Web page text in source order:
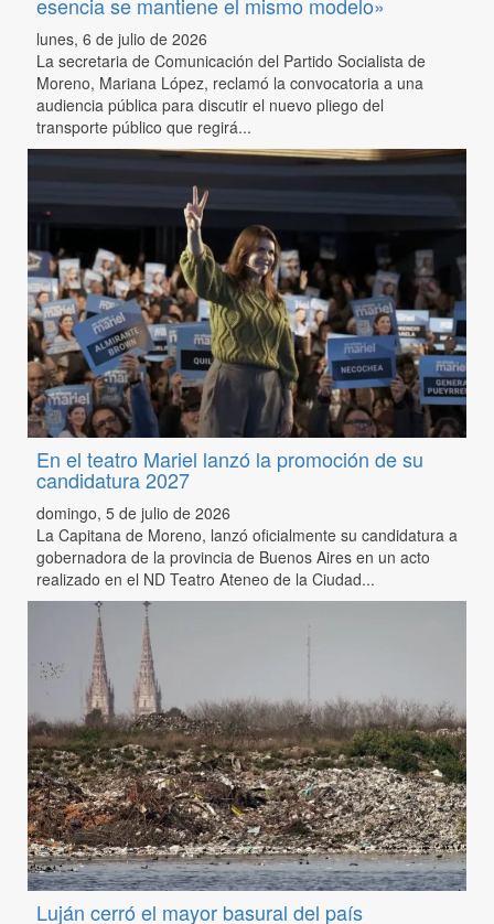
lunes, 6 de julio de 2026
La secretaria de Comunicación del Partido Socialista de
Moreno, Mariana López, reclamó la convocatoria a una
audiencia pública para discutir el nuevo pliego del
transporte público que regirá...
En el teatro Mariel lanzó la promoción de su
candidatura 2027
domingo, 5 de julio de 2026
La Capitana de Moreno, lanzó oficialmente su candidatura a
gobernadora de la provincia de Buenos Aires en un acto
realizado en el ND Teatro Ateneo de la Ciudad...
Luján cerró el mayor basural del país